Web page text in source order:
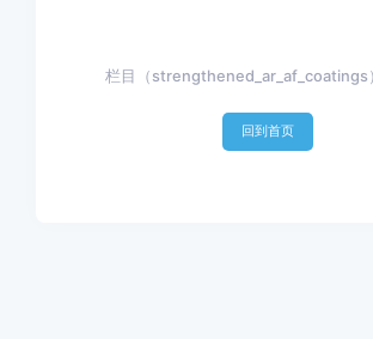
栏目（strengthened_ar_af_coatings
回到首页